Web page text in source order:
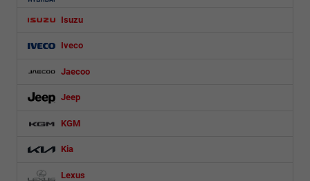
Isuzu
Iveco
Jaecoo
Jeep
KGM
Kia
Lexus